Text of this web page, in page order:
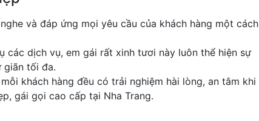
và đáp ứng mọi yêu cầu của khách hàng một cách
các dịch vụ, em gái rất xinh tươi này luôn thể hiện sự
giãn tối đa.
khách hàng đều có trải nghiệm hài lòng, an tâm khi
gái gọi cao cấp tại Nha Trang.